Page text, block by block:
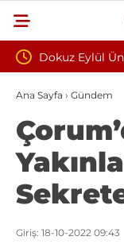
Üniversitesi
Yayımlandı
Ana Sayfa › Gündem
Giriş: 18-10-2022 09:43